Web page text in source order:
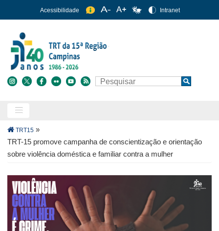
para
conteúdo
principal
Acessibilidade Intranet
Buscar Search
Trilha
de
navegação
TRT15 »
TRT-15 promove campanha de conscientização e orientação
sobre violência doméstica e familiar contra a mulher